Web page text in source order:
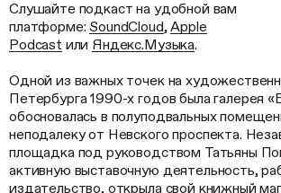
Слушайте подкаст на удобной вам
платформе:SoundCloud,Apple
Podcastили Яндекс.Музыка.
Одной из важных точек на
Петербурга 1990-х годов была галерея
обосновалась в полуподвальных
неподалеку от Невского проспекта.
площадка под руководством Татьяны
активную выставочную деятельность,
издательство, открыла свой книжный